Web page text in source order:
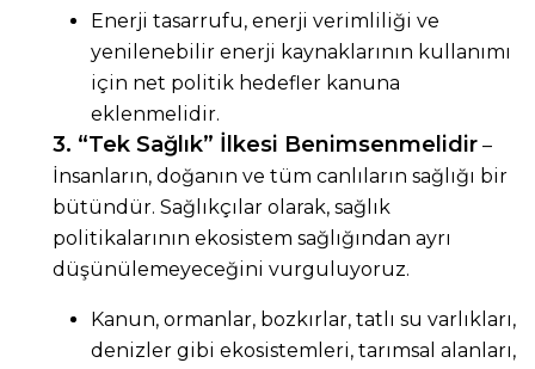
Enerji tasarrufu, enerji verimliliği ve
yenilenebilir enerji kaynaklarının kullanımı
için net politik hedefler kanuna
eklenmelidir.
3. “Tek Sağlık” İlkesi Benimsenmelidir –
İnsanların, doğanın ve tüm canlıların sağlığı bir
bütündür. Sağlıkçılar olarak, sağlık
politikalarının ekosistem sağlığından ayrı
düşünülemeyeceğini vurguluyoruz.
Kanun, ormanlar, bozkırlar, tatlı su varlıkları,
denizler gibi ekosistemleri, tarımsal alanları,